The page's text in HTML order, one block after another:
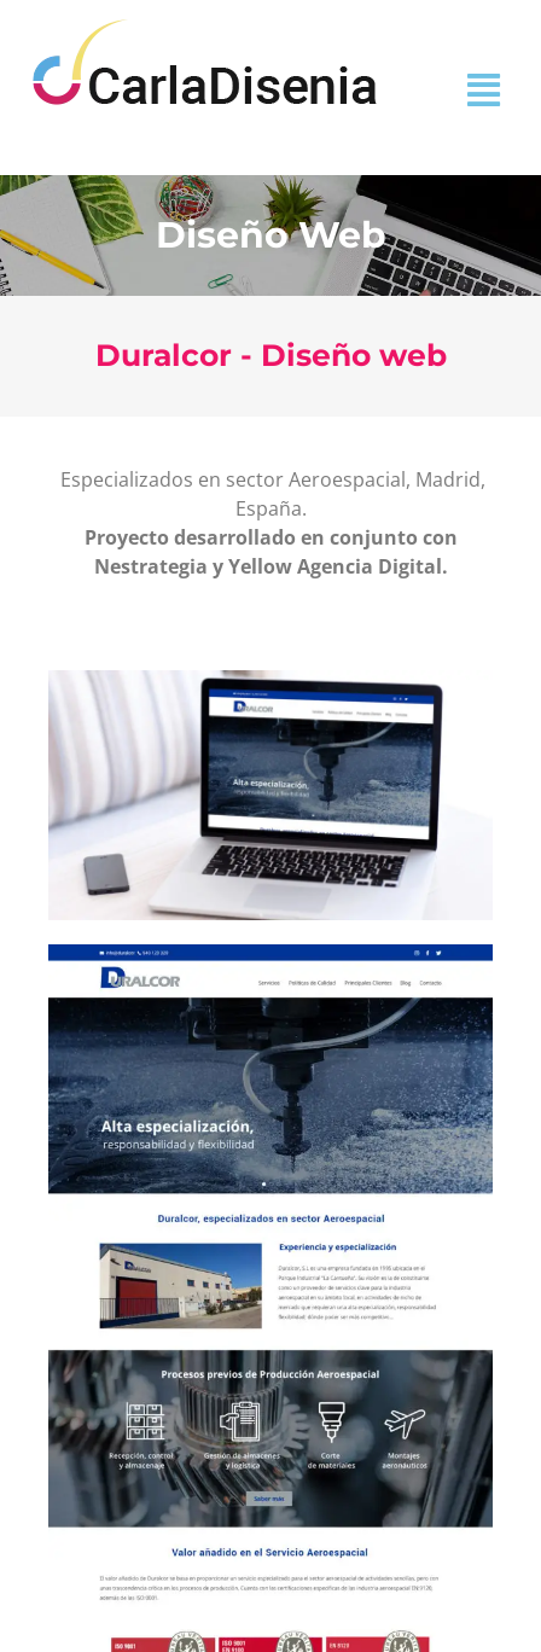
Diseño Web
Duralcor - Diseño web
Especializados en sector Aeroespacial, Madrid,
España.
Proyecto desarrollado en conjunto con
Nestrategia y Yellow Agencia Digital.